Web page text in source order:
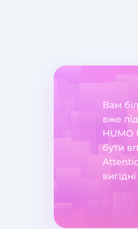
Вам
вже
HUMO
бути